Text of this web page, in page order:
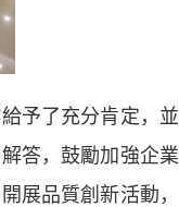
予了充分肯定，並
答，鼓勵加強企業
展品質創新活動，